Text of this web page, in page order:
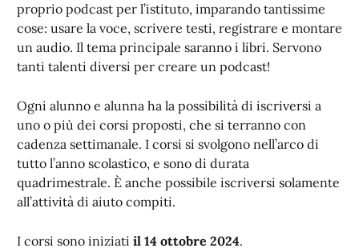
proprio podcast per l’istituto, imparando tantissime
cose: usare la voce, scrivere testi, registrare e montare
un audio. Il tema principale saranno i libri. Servono
tanti talenti diversi per creare un podcast!
Ogni alunno e alunna ha la possibilità di iscriversi a
uno o più dei corsi proposti, che si terranno con
cadenza settimanale. I corsi si svolgono nell’arco di
tutto l’anno scolastico, e sono di durata
quadrimestrale. È anche possibile iscriversi solamente
all’attività di aiuto compiti.
I corsi sono iniziati il 14 ottobre 2024.